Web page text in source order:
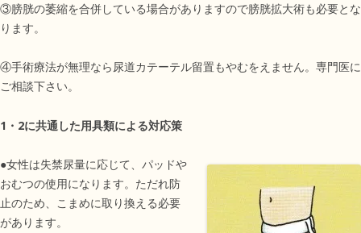
③膀胱の萎縮を合併している場合がありますので膀胱拡大術も必要とな
ります。
④手術療法が無理なら尿道カテーテル留置もやむをえません。専門医に
ご相談下さい。
1・2に共通した用具類による対応策
●女性は失禁尿量に応じて、パッドや
おむつの使用になります。ただれ防
止のため、こまめに取り換える必要
があります。